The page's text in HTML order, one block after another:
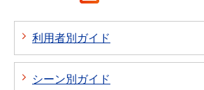
利用者別ガイド
シーン別ガイド